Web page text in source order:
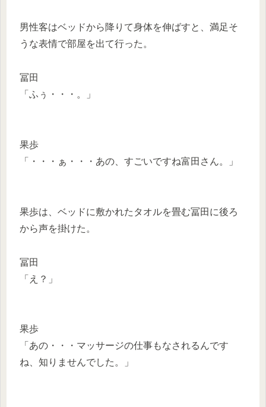
男性客はベッドから降りて身体を伸ばすと、満足そ
うな表情で部屋を出て行った。
冨田
「ふぅ・・・。」
果歩
「・・・ぁ・・・あの、すごいですね富田さん。」
果歩は、ベッドに敷かれたタオルを畳む冨田に後ろ
から声を掛けた。
冨田
「え？」
果歩
「あの・・・マッサージの仕事もなされるんです
ね、知りませんでした。」